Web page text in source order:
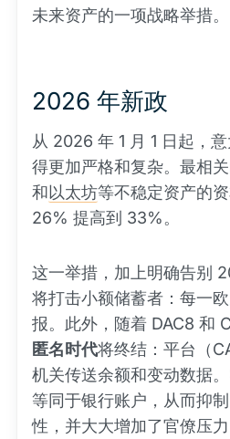
未来资产的一项战略举措。
2026 年新政
从 2026 年 1 月 1 日起，
得更加严格和复杂。最相
和以太坊等不稳定资产的
26% 提高到 33%。
这一举措，加上明确告别
将打击小额储蓄者：每一
报。此外，随着 DAC8 和
匿名时代将终结：平台（
机关传送余额和变动数据
等同于银行账户，从而抑
性，并大大增加了官僚压力